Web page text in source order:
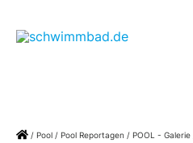
Inhalt
Home
/ Pool / Pool Reportagen / POOL - Galerie